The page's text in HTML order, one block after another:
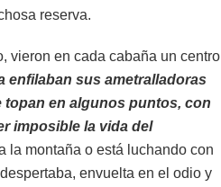
reserva.
vieron en cada cabaña un centro
enfilaban sus ametralladoras
topan en algunos puntos, con
imposible la vida del
la montaña o está luchando con
envuelta en el odio y